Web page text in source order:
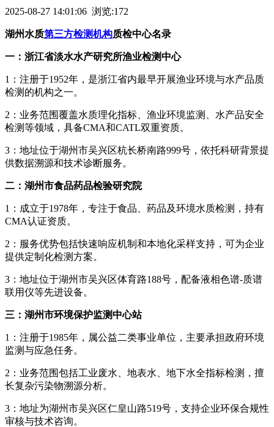
2025-08-27 14:01:06 浏览:172
湖州水质第三方检测机构质检中心名录
一：浙江省淡水水产研究所渔业检测中心
1：注册于1952年，是浙江省内最早开展渔业环境与水产品质
检测的机构之一。
2：业务范围覆盖水质理化指标、渔业环境监测、水产品安全
检测等领域，具备CMA和CATL双重资质。
3：地址位于湖州市吴兴区杭长桥南路999号，依托科研背景提
供数据溯源和技术诊断服务。
二：湖州市食品药品检验研究院
1：成立于1978年，专注于食品、药品及环境水质检测，持有
CMA认证资质。
2：服务优势包括快速响应机制和本地化采样支持，可为企业
提供定制化检测方案。
3：地址位于湖州市吴兴区体育路188号，配备液相色谱-质谱
联用仪等先进设备。
三：湖州市环境保护监测中心站
1：注册于1985年，属公益二类事业单位，主要承担政府环境
监测与应急任务。
2：业务范围包括工业废水、地表水、地下水全指标检测，擅
长复杂污染物溯源分析。
3：地址为湖州市吴兴区仁皇山路519号，支持企业环保合规性
审核与技术咨询。